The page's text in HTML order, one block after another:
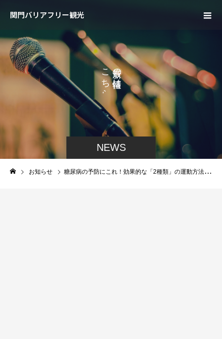
関門バリアフリー観光
NEWS
の
は
、
こ
ち
ら
か
お知らせ 糖尿病の予防にこれ！効果的な「2種類」の運動方法加筆修正しました